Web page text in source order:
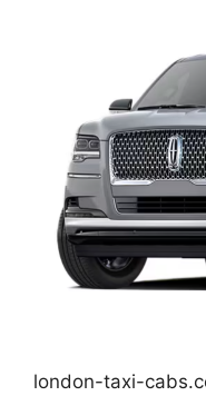
london-taxi-